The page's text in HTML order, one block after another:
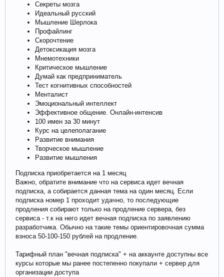
Секреты мозга
Идеальный русский
Мышление Шерлока
Профайлинг
Скорочтение
Детоксикация мозга
Мнемотехники
Критическое мышление
Думай как предприниматель
Тест когнитивных способностей
Менталист
Эмоциональный интеллект
Эффективное общение. Онлайн-интенсив
100 имен за 30 минут
Курс на целеполагание
Развитие внимания
Творческое мышление
Развитие мышления
Подписка приобретается на 1 месяц
Важно, обратите внимание что на сервиса идет вечная
подписка, а собирается данная тема на один месяц. Если
подписка номер 1 проходит удачно, то последующие
продления собирают только на продление сервера, без
сервиса - т.к на него идет вечная подписка по заявлению
разработчика. Обычно на такие темы ориентировочная сумма
взноса 50-100-150 рублей на продление.
Тарифный план "вечная подписка" + на аккаунте доступны все
курсы которые мы ранее постепенно покупали + сервер для
организации доступа